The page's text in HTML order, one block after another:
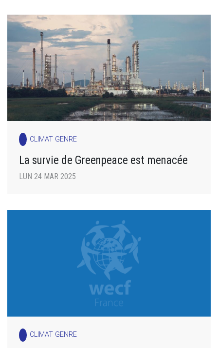
CLIMAT GENRE
La survie de Greenpeace est menacée
LUN 24 MAR 2025
CLIMAT GENRE